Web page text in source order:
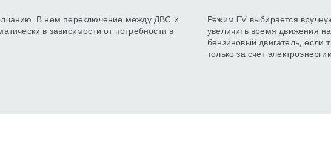
В нем переключение между ДВС и
в зависимости от потребности в
Режим EV выбирается
увеличить время движения
бензиновый двигатель,
только за счет